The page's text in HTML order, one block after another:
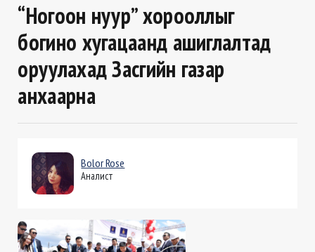
“Ногоон нуур” хорооллыг
богино хугацаанд ашиглалтад
оруулахад Засгийн газар
анхаарна
Bolor Rose
Аналист